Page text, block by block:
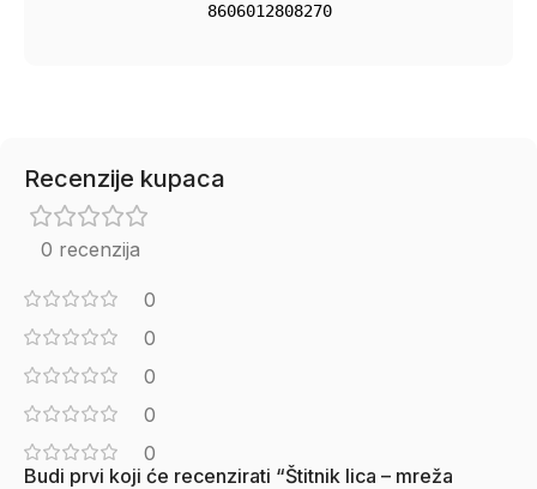
8606012808270
Recenzije kupaca
0 recenzija
0
0
0
0
0
Budi prvi koji će recenzirati “Štitnik lica – mreža